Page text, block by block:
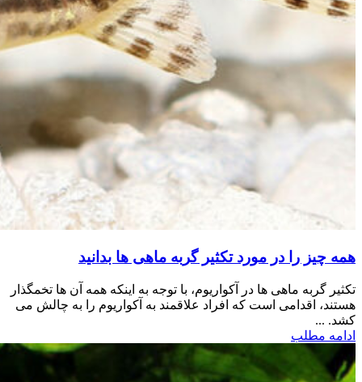
همه چیز را در مورد تکثیر گربه ماهی ها بدانید
تکثیر گربه ماهی ها در آکواریوم، با توجه به اینکه همه آن ها تخمگذار
هستند، اقدامی است که افراد علاقمند به آکواریوم را به چالش می
کشد. ...
ادامه مطلب